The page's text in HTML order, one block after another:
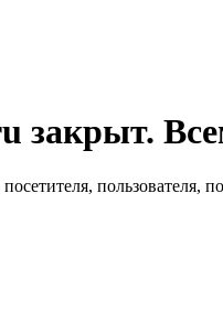
закрыт.
пользователя,